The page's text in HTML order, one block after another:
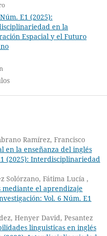
E1 (2025):
en la
Espacial y el Futuro
Ramírez, Francisco
la enseñanza del inglés
(2025): Interdisciplinariedad
Solórzano, Fátima Lucía ,
el aprendizaje
Vol. 6 Núm. E1
Henyer David, Pesantez
linguisticas en inglés